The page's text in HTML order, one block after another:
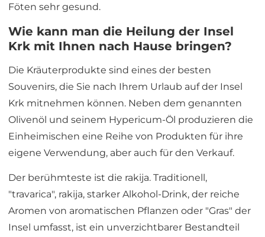
Föten sehr gesund.
Wie kann man die Heilung der Insel
Krk mit Ihnen nach Hause bringen?
Die Kräuterprodukte sind eines der besten
Souvenirs, die Sie nach Ihrem Urlaub auf der Insel
Krk mitnehmen können. Neben dem genannten
Olivenöl und seinem Hypericum-Öl produzieren die
Einheimischen eine Reihe von Produkten für ihre
eigene Verwendung, aber auch für den Verkauf.
Der berühmteste ist die rakija. Traditionell,
"travarica", rakija, starker Alkohol-Drink, der reiche
Aromen von aromatischen Pflanzen oder "Gras" der
Insel umfasst, ist ein unverzichtbarer Bestandteil